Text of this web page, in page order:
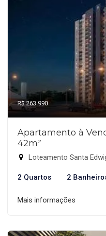
R$ 263.990
Apartamento à
42m²
Loteamento Santa
2 Quartos 2
Mais informações